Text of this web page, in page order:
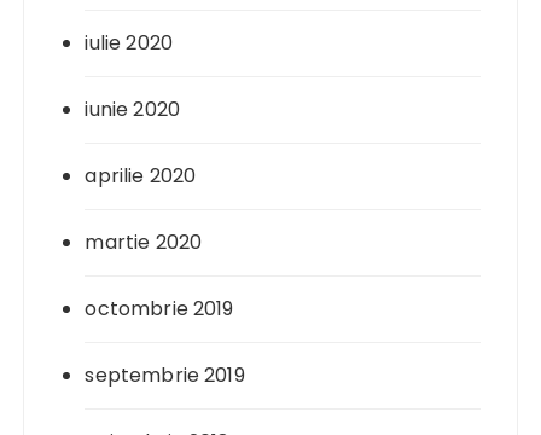
iulie 2020
iunie 2020
aprilie 2020
martie 2020
octombrie 2019
septembrie 2019